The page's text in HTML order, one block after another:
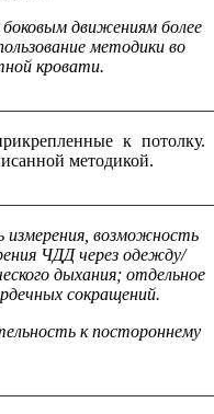
движениям более
методики во
кровати.
к потолку.
методикой.
, возможность
ЧДД через одежду/
дыхания;отдельное
сокращений.
к постороннему